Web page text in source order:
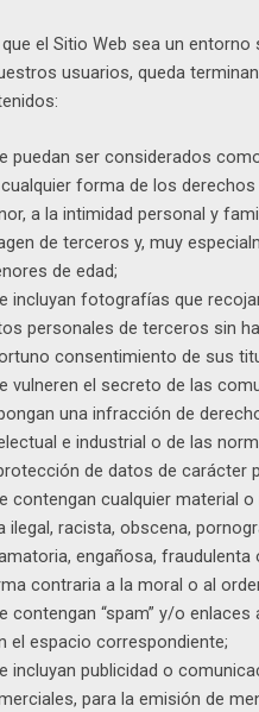
el Sitio Web sea un entorno
usuarios, queda
puedan ser considerados
forma de los
a la intimidad personal y
de terceros y, muy
de edad;
incluyan fotografías que
personales de terceros sin
consentimiento de sus
vulneren el secreto de las
una infracción de
e industrial o de las
de datos de carácter
contengan cualquier material
ilegal, racista, obscena,
engañosa, fraudulenta
contraria a la moral o al
contengan “spam” y/o
el espacio correspondiente;
incluyan publicidad o
para la emisión de